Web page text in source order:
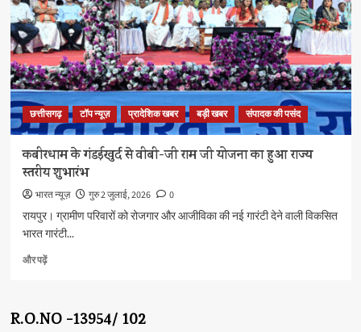
सोठी
आश्रम
मुख्यमंत्री
विष्णु
देव
के
बारे
और
पढ़ें
छत्तीसगढ़ टॉप न्यूज़ प्रादेशिक खबर बड़ी खबर संपादक की पसंद
कबीरधाम के गंडईखुर्द से वीबी-जी राम जी योजना का हुआ राज्य
स्तरीय शुभारंभ
भारत न्यूज़ गुरु 2 जुलाई, 2026
0
रायपुर। ग्रामीण परिवारों को रोजगार और आजीविका की नई गारंटी देने वाली विकसित
भारत गारंटी...
और पढ़ेंकबीरधाम
वीबी-
R.O.NO -13954/ 102